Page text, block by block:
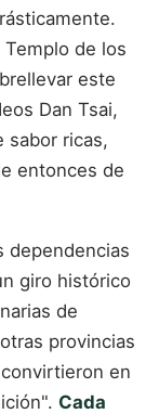
de los
este
Dan Tsai,
sabor ricas,
entonces de
dependencias
giro histórico
de
provincias
en
Cada